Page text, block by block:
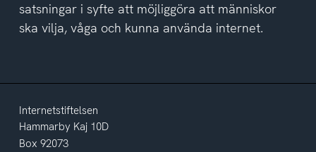
satsningar i syfte att möjliggöra att människor
ska vilja, våga och kunna använda internet.
Internetstiftelsen
Hammarby Kaj 10D
Box 92073